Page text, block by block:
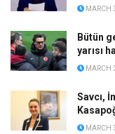
MARCH
Bütün
yarısı
MARCH
Savcı,
MARCH